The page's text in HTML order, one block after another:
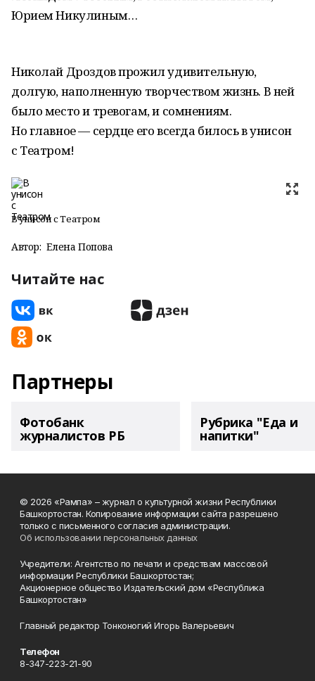
Юрием Никулиным…
Николай Дроздов прожил удивительную,
долгую, наполненную творчеством жизнь. В ней
было место и тревогам, и сомнениям.
Но главное — сердце его всегда билось в унисон
с Театром!
В унисон с Театром
Автор: Елена Попова
Читайте нас
Партнеры
Фотобанк
журналистов РБ
Рубрика "Еда и
напитки"
© 2026 «Рампа» – журнал о культурной жизни Республики
Башкортостан. Копирование информации сайта разрешено
только с письменного согласия администрации.
Об использовании персональных данных
Учредители: Агентство по печати и средствам массовой
информации Республики Башкортостан;
Акционерное общество Издательский дом «Республика
Башкортостан»
Главный редактор Тонконогий Игорь Валерьевич
Телефон
8-347-223-21-90